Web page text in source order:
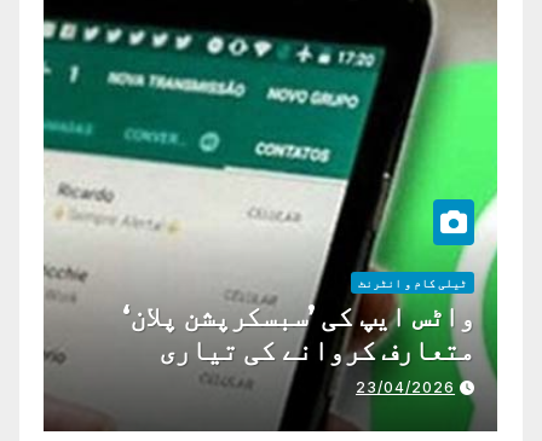
ٹیلی کام و انٹرنٹ
واٹس ایپ کی ’سبسکرپشن پلان‘
متعارف کروانے کی تیاری
23/04/2026